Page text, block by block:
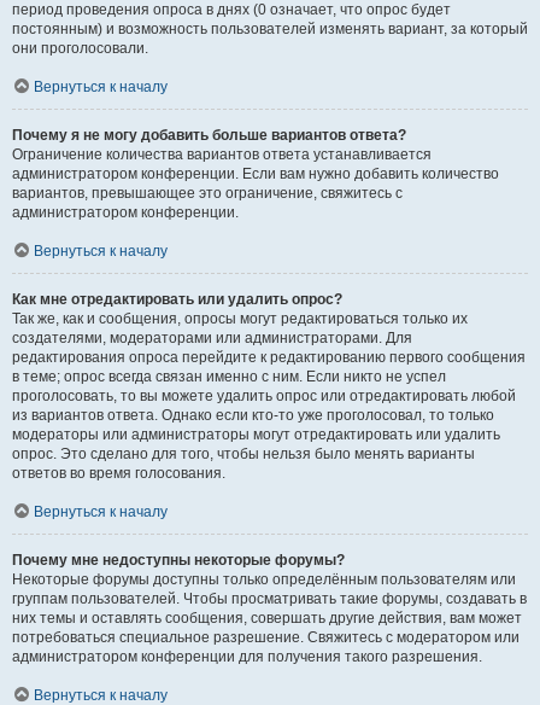
период проведения опроса в днях (0 означает, что опрос будет
постоянным) и возможность пользователей изменять вариант, за который
они проголосовали.
Вернуться к началу
Почему я не могу добавить больше вариантов ответа?
Ограничение количества вариантов ответа устанавливается
администратором конференции. Если вам нужно добавить количество
вариантов, превышающее это ограничение, свяжитесь с
администратором конференции.
Вернуться к началу
Как мне отредактировать или удалить опрос?
Так же, как и сообщения, опросы могут редактироваться только их
создателями, модераторами или администраторами. Для
редактирования опроса перейдите к редактированию первого сообщения
в теме; опрос всегда связан именно с ним. Если никто не успел
проголосовать, то вы можете удалить опрос или отредактировать любой
из вариантов ответа. Однако если кто-то уже проголосовал, то только
модераторы или администраторы могут отредактировать или удалить
опрос. Это сделано для того, чтобы нельзя было менять варианты
ответов во время голосования.
Вернуться к началу
Почему мне недоступны некоторые форумы?
Некоторые форумы доступны только определённым пользователям или
группам пользователей. Чтобы просматривать такие форумы, создавать в
них темы и оставлять сообщения, совершать другие действия, вам может
потребоваться специальное разрешение. Свяжитесь с модератором или
администратором конференции для получения такого разрешения.
Вернуться к началу